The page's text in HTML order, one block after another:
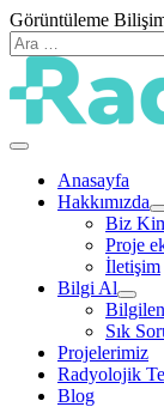
Skip
to
content
Görüntüleme
Arama:
Radinion
Anasayfa
Hakkımızda
Biz
Proje
İletişim
Bilgi Al
Sık
Projelerimiz
Radyolojik
Blog